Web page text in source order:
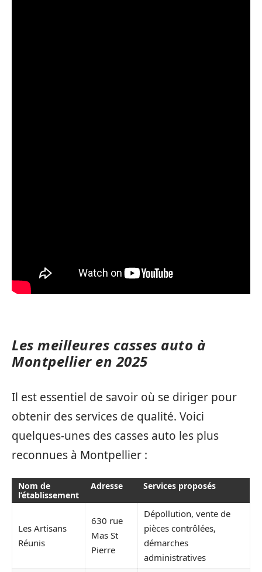
Les meilleures casses auto à
Montpellier en 2025
Il est essentiel de savoir où se diriger pour
obtenir des services de qualité. Voici
quelques-unes des casses auto les plus
reconnues à Montpellier :
Nom de
l’établissement
Adresse Services proposés
Les Artisans
Réunis
630 rue
Mas St
Pierre
Dépollution, vente de
pièces contrôlées,
démarches
administratives